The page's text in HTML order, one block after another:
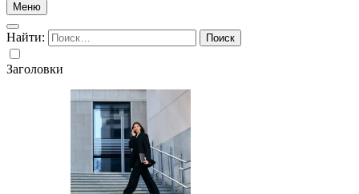
Меню
Найти:
Заголовки